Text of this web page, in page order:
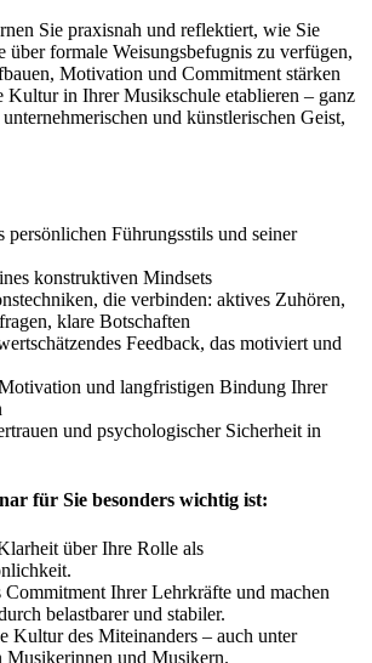
Sie praxisnah und reflektiert, wie Sie
über formale Weisungsbefugnis zu verfügen,
Motivation und Commitment stärken
Kultur in Ihrer Musikschule etablieren – ganz
und künstlerischen Geist,
persönlichen Führungsstils und seiner
konstruktiven Mindsets
die verbinden: aktives Zuhören,
klare Botschaften
Feedback, das motiviert und
und langfristigen Bindung Ihrer
und psychologischer Sicherheit in
für Sie besonders wichtig ist:
über Ihre Rolle als
Commitment Ihrer Lehrkräfte und machen
belastbarer und stabiler.
Kultur des Miteinanders – auch unter
Musikerinnen und Musikern.